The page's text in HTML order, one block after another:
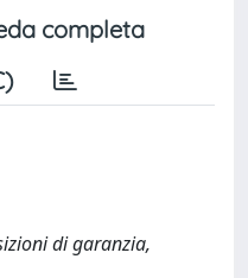
completa
di garanzia,